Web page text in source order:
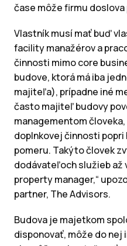
čase môže firmu
Vlastník musí mať buď
facility manažérov a
činnosti mimo core
budove, ktorá má iba
majiteľa), prípadne iné
často majiteľ budovy
managementom
doplnkovej činnosti popri
pomeru. Takýto človek
dodávateľoch služieb až
property manager,“
partner, The Advisors.
Budova je majetkom
disponovať, môže do